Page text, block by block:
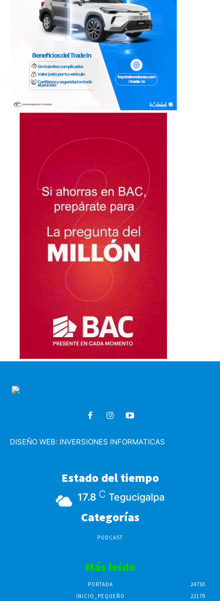
DISEÑO WEB: INVERSIONES INFORMATICAS
Estado del tiempo
17.8 C Tegucigalpa
Categorías
PODCAST
Más leído
PORTADA
24750
INICIO_PEQUEÑO
22179